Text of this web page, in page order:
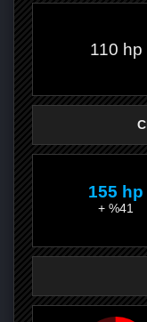
110 hp
155 hp
+ %41